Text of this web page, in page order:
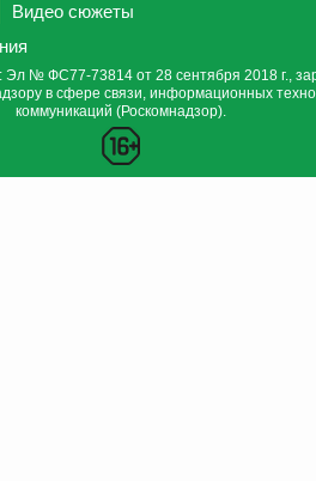
Видео сюжеты
Эл № ФС77-73814 от 28 сентября 2018 г.,
в сфере связи, информационных
коммуникаций (Роскомнадзор).